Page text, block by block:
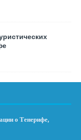
о Тенерифе,